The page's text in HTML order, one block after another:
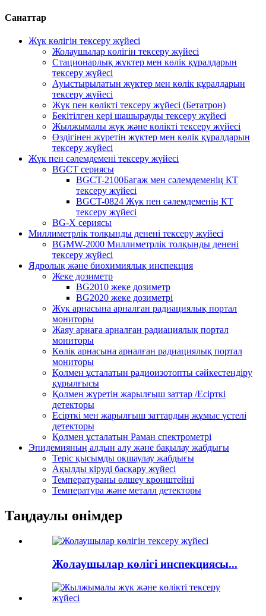
Санаттар
Жүк көлігін тексеру жүйесі
Жолаушылар көлігін тексеру жүйесі
Стационарлық жүктер мен көлік құралдарын
тексеру жүйесі
Ауыстырылатын жүктер мен көлік құралдарын
тексеру жүйесі
Жүк пен көлікті тексеру жүйесі (Бетатрон)
Бекітілген кері шашырауды тексеру жүйесі
Жылжымалы жүк және көлікті тексеру жүйесі
Өздігінен жүретін жүктер мен көлік құралдарын
тексеру жүйесі
Жүк пен сәлемдемені тексеру жүйесі
BGCT сериясы
BGCT-2100Багаж мен сәлемдеменің КТ
тексеру жүйесі
BGCT-0824 Жүк пен сәлемдеменің КТ
тексеру жүйесі
BG-X сериясы
Миллиметрлік толқынды денені тексеру жүйесі
BGMW-2000 Миллиметрлік толқынды денені
тексеру жүйесі
Ядролық және биохимиялық инспекция
Жеке дозиметр
BG2010 жеке дозиметр
BG2020 жеке дозиметрі
Жүк арнасына арналған радиациялық портал
мониторы
Жаяу арнаға арналған радиациялық портал
мониторы
Көлік арнасына арналған радиациялық портал
мониторы
Қолмен ұсталатын радиоизотопты сәйкестендіру
құрылғысы
Қолмен жүретін жарылғыш заттар /Есірткі
детекторы
Есірткі мен жарылғыш заттардың жұмыс үстелі
детекторы
Қолмен ұсталатын Раман спектрометрі
Эпидемияның алдын алу және бақылау жабдығы
Теріс қысымды оқшаулау жабдығы
Ақылды кіруді басқару жүйесі
Температураны өлшеу кронштейні
Температура және металл детекторы
Таңдаулы өнімдер
Жолаушылар көлігі инспекциясы...